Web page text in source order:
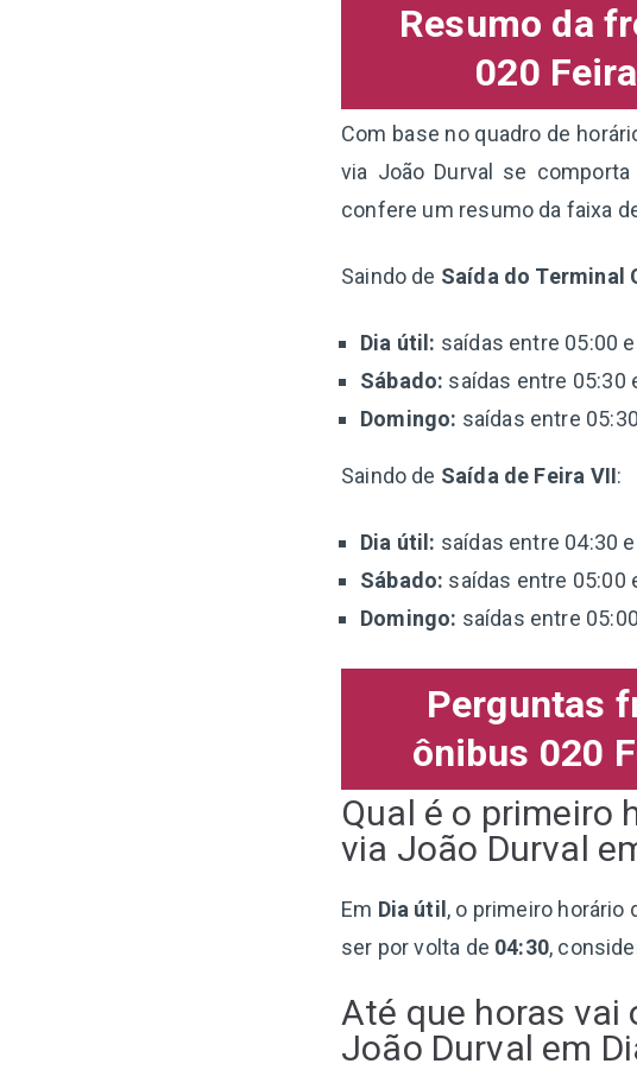
Resumo da
020
Com base no quadro de
via João Durval se
confere um resumo da faixa
Saindo de Saída do Terminal
Dia útil: saídas entre 05:00
Sábado: saídas entre 05:30
Domingo: saídas entre
Saindo de Saída de Feira VII:
Dia útil: saídas entre 04:30
Sábado: saídas entre 05:00
Domingo: saídas entre
Perguntas
ônibus 020
Qual é o primeiro
via João Durval
Em Dia útil , o primeiro horário
ser por volta de 04:30,
Até que horas vai
João Durval em